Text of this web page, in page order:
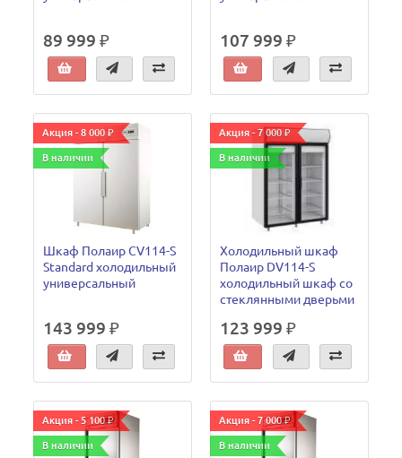
89 999 ₽ 107 999 ₽
Акция - 8 000 ₽
В наличии
Шкаф Полаир CV114-S
Standard холодильный
универсальный
143 999 ₽
Акция - 7 000 ₽
В наличии
Холодильный шкаф
Полаир DV114-S
холодильный шкаф со
стеклянными дверьми
123 999 ₽
Акция - 5 100 ₽
В наличии
Акция - 7 000 ₽
В наличии